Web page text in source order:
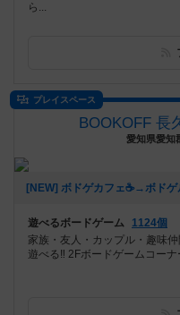
ら...
プレイスペース
BOOKOFF 長
愛知県愛知
[NEW] ボドゲカフェ☕️→ボド
遊べるボードゲーム
1124個
家族・友人・カップル・趣味
遊べる‼️ 2Fボードゲームコー